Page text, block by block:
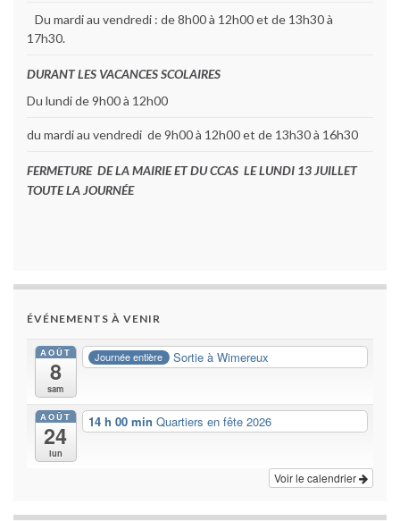
Du mardi au vendredi : de 8h00 à 12h00 et de 13h30 à
17h30.
DURANT LES VACANCES SCOLAIRES
Du lundi de 9h00 à 12h00
du mardi au vendredi de 9h00 à 12h00 et de 13h30 à 16h30
FERMETURE DE LA MAIRIE ET DU CCAS LE LUNDI 13 JUILLET
TOUTE LA JOURNÉE
ÉVÉNEMENTS À VENIR
AOÛT
8
sam
Journée entière Sortie à Wimereux
AOÛT
24
lun
14 h 00 min Quartiers en fête 2026
Voir le calendrier